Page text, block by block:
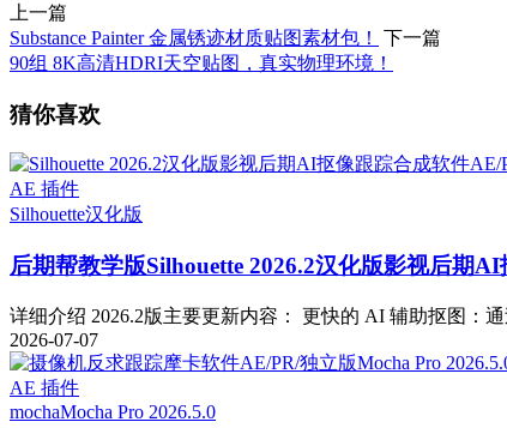
上一篇
Substance Painter 金属锈迹材质贴图素材包！
下一篇
90组 8K高清HDRI天空贴图，真实物理环境！
猜你喜欢
AE 插件
Silhouette汉化版
后期帮教学版Silhouette 2026.2汉化版影视后期
详细介绍 2026.2版主要更新内容： 更快的 AI 辅助抠图：通
2026-07-07
AE 插件
mochaMocha Pro 2026.5.0